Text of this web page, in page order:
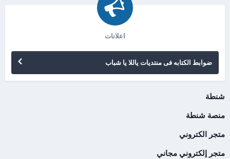
اعلانات
ضوابط الكتابه فى منتديات ياللا يا شباب
شنطة
منصة شنطة
متجر الكتروني
متجر إلكتروني مجاني